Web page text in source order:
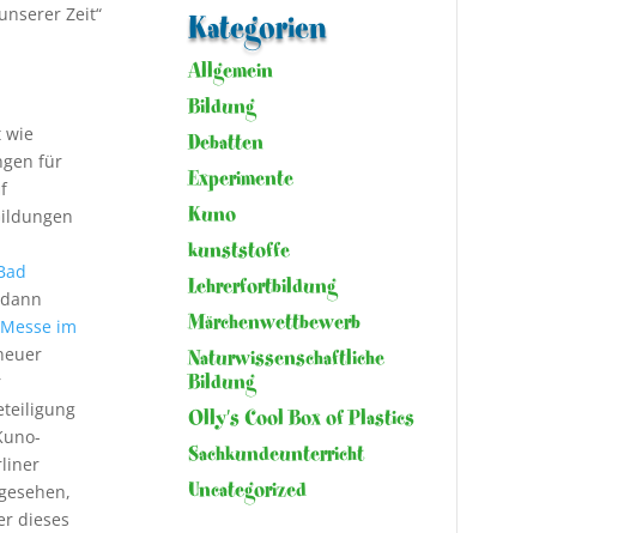
Zeit“
wie
für
im
dieses
Kategorien
Allgemein
Bildung
Debatten
Experimente
Kuno
kunststoffe
Lehrerfortbildung
Märchenwettbewerb
Naturwissenschaftliche
Bildung
Olly's Cool Box of Plastics
Sachkundeunterricht
Uncategorized